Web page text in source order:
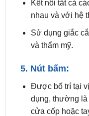
Sử dụng giắc
và thẩm mỹ.
5. Nút bấm:
dụng, thường là
cửa cốp hoặc
Dùng để đóng